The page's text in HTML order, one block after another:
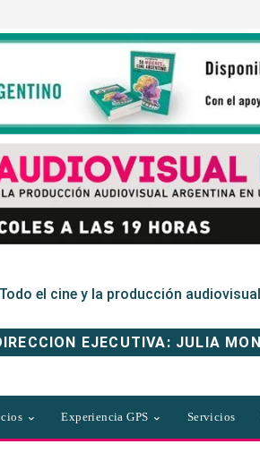
Todo el cine y la producción
EJECUTIVA: JULIA
Experiencia GPS Servicios